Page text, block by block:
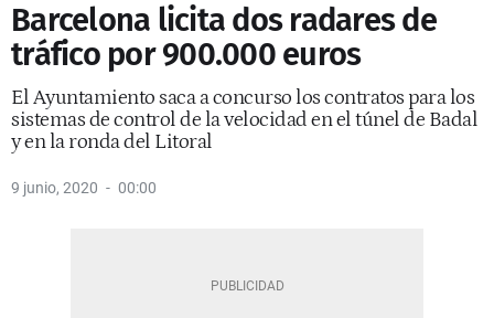
Barcelona licita dos radares de
tráfico por 900.000 euros
El Ayuntamiento saca a concurso los contratos para los
sistemas de control de la velocidad en el túnel de Badal
y en la ronda del Litoral
9 junio, 2020 00:00